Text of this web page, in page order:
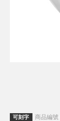
可刻字 商品編號